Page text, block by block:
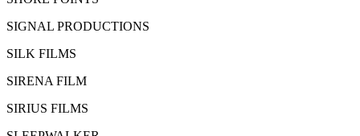
SIGNAL PRODUCTIONS
SILK FILMS
SIRENA FILM
SIRIUS FILMS